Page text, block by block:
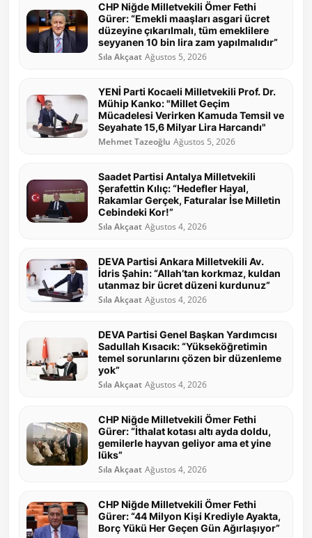
CHP Niğde Milletvekili Ömer Fethi
Gürer: “Emekli maaşları asgari ücret
düzeyine çıkarılmalı, tüm emeklilere
seyyanen 10 bin lira zam yapılmalıdır”
Sıla Akçaat Ağustos 5, 2026
YENİ Parti Kocaeli Milletvekili Prof. Dr.
Mühip Kanko: "Millet Geçim
Mücadelesi Verirken Kamuda Temsil ve
Seyahate 15,6 Milyar Lira Harcandı"
Mehmet Tazeoğlu Ağustos 5, 2026
Saadet Partisi Antalya Milletvekili
Şerafettin Kılıç: “Hedefler Hayal,
Rakamlar Gerçek, Faturalar İse Milletin
Cebindeki Kor!”
Sıla Akçaat Ağustos 4, 2026
DEVA Partisi Ankara Milletvekili Av.
İdris Şahin: “Allah’tan korkmaz, kuldan
utanmaz bir ücret düzeni kurdunuz”
Sıla Akçaat Ağustos 4, 2026
DEVA Partisi Genel Başkan Yardımcısı
Sadullah Kısacık: “Yükseköğretimin
temel sorunlarını çözen bir düzenleme
yok”
Sıla Akçaat Ağustos 4, 2026
CHP Niğde Milletvekili Ömer Fethi
Gürer: “İthalat kotası altı ayda doldu,
gemilerle hayvan geliyor ama et yine
lüks”
Sıla Akçaat Ağustos 4, 2026
CHP Niğde Milletvekili Ömer Fethi
Gürer: “44 Milyon Kişi Krediyle Ayakta,
Borç Yükü Her Geçen Gün Ağırlaşıyor”